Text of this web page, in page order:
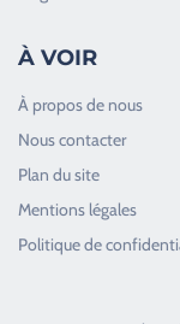
À VOIR
À propos de nous
Nous contacter
Plan du site
Mentions légales
Politique de
Toujours